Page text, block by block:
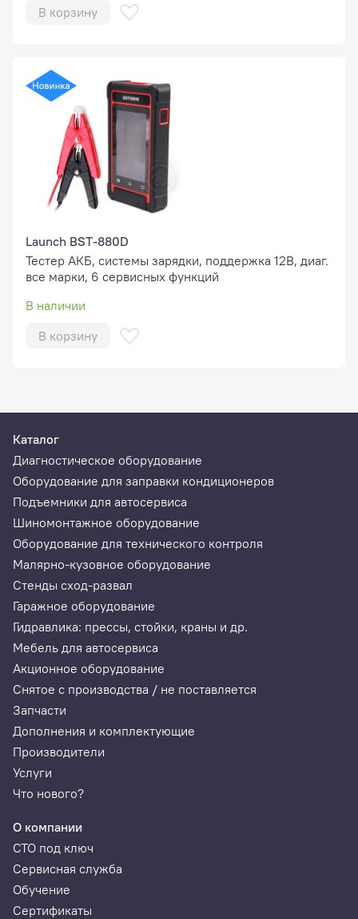
В корзину
Launch BST-880D
Тестер АКБ, системы зарядки, поддержка 12В, диаг.
все марки, 6 сервисных функций
В наличии
В корзину
Каталог
Диагностическое оборудование
Оборудование для заправки кондиционеров
Подъемники для автосервиса
Шиномонтажное оборудование
Оборудование для технического контроля
Малярно-кузовное оборудование
Стенды сход-развал
Гаражное оборудование
Гидравлика: прессы, стойки, краны и др.
Мебель для автосервиса
Акционное оборудование
Снятое с производства / не поставляется
Запчасти
Дополнения и комплектующие
Производители
Услуги
Что нового?
О компании
СТО под ключ
Сервисная служба
Обучение
Сертификаты